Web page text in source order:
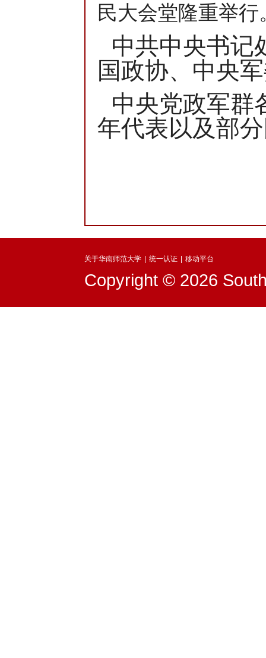
民大会堂隆重举
中共中央书记
国政协、中央
中央党政军群
年代表以及部
关于华南师范大学 统一认证 移动平台
Copyright © 2026